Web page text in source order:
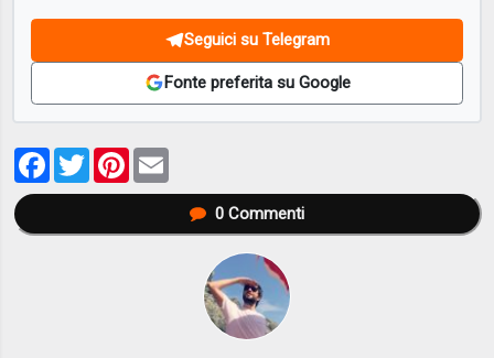
Seguici su Telegram
Fonte preferita su Google
Facebook
TwitterPinterest
0Commenti